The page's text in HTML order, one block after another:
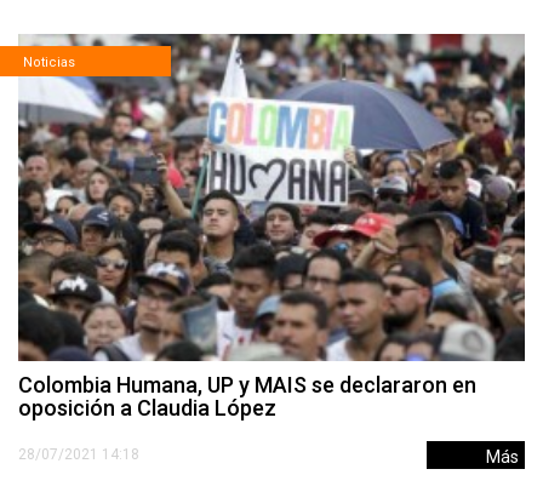
Noticias
Colombia Humana, UP y MAIS se declararon en
oposición a Claudia López
28/07/2021 14:18 Más